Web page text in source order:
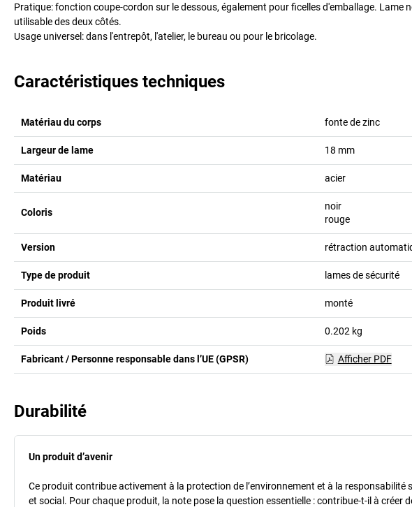
Pratique: fonction coupe-cordon sur le dessous, également pour ficelles d'emballage.
utilisable des deux côtés.
Usage universel: dans l'entrepôt, l'atelier, le bureau ou pour le bricolage.
Caractéristiques techniques
Matériau du corps fonte de zinc
Largeur de lame 18 mm
Matériau acier
Coloris
noir
rouge
Version rétraction
Type de produit lames de sécurité
Produit livré monté
Poids 0.202 kg
Fabricant / Personne responsable dans l’UE (GPSR) Afficher PDF
Durabilité
Un produit d’avenir
Ce produit contribue activement à la protection de l’environnement et à la
et social. Pour chaque produit, la note pose la question essentielle : contribue-t-il à créer